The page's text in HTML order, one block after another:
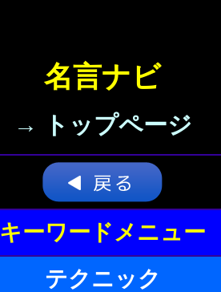
名言ナビ
→ トップページ
キーワードメニュー
テクニック